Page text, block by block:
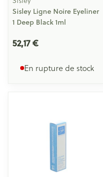
Sisley Ligne Noire Eyeliner
1 Deep Black 1ml
52,17 €
En rupture de stock